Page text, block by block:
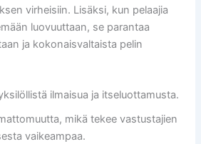
virheisiin. Lisäksi, kun pelaajia
luovuuttaan, se parantaa
ja kokonaisvaltaista pelin
ilmaisua ja itseluottamusta.
mikä tekee vastustajien
vaikeampaa.